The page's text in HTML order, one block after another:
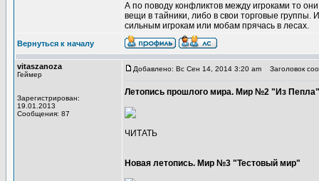
А по поводу конфликтов между игроками то
вещи в тайники, либо в свои торговые группы.
сильным игрокам или мобам прячась в лесах.
Вернуться к началу
vitaszanoza
Геймер
Зарегистрирован:
19.01.2013
Сообщения: 87
Добавлено: Вс Сен 14, 2014 3:20 am Заголовок
Летопись прошлого мира. Мир №2 "Из Пепла"
ЧИТАТЬ
Новая летопись. Мир №3 "Тестовый мир"